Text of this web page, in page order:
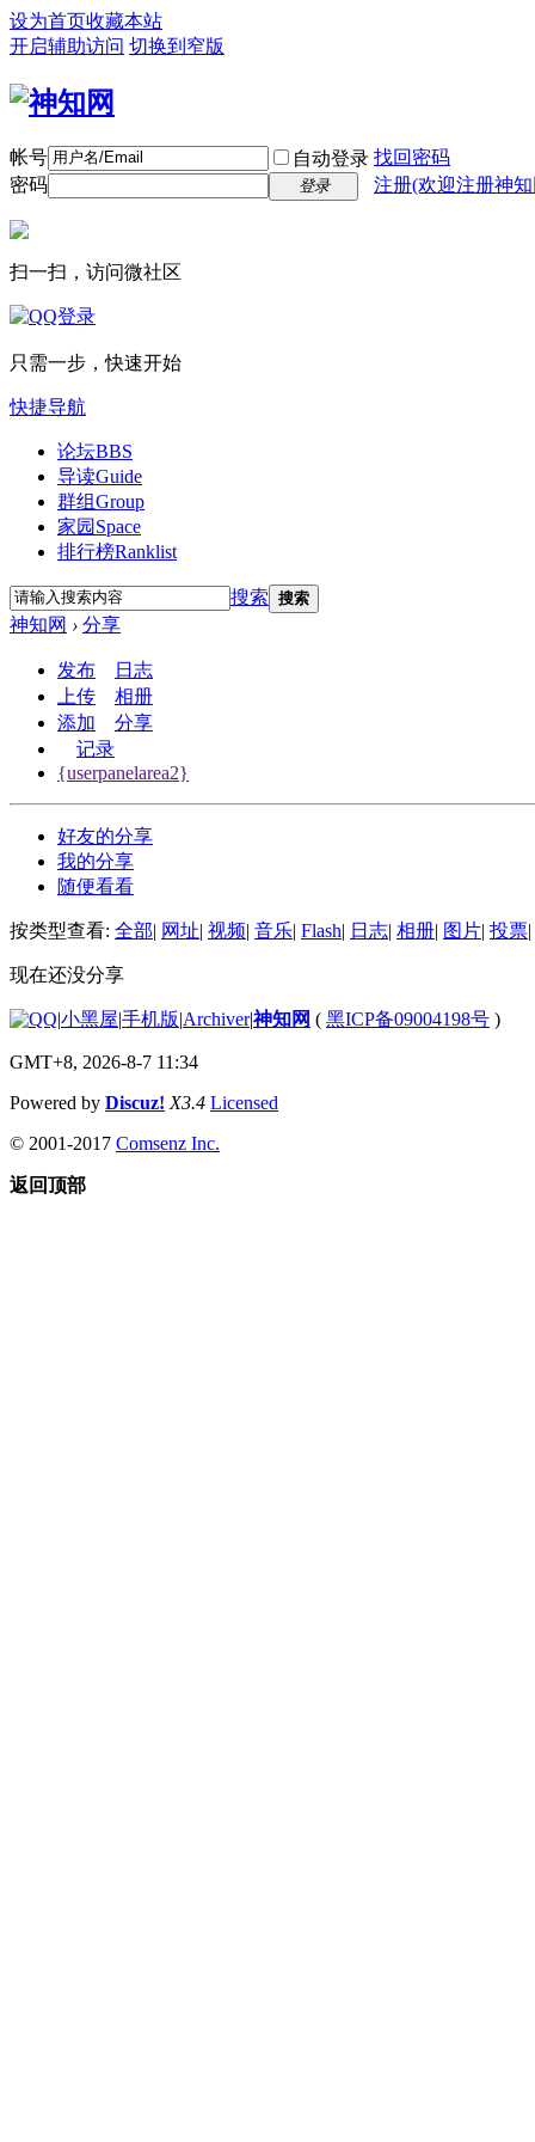
设为首页收藏本站
开启辅助访问 切换到窄版
帐号 自动登录 找回密码
密码
登录 注册(欢迎注册神
扫一扫，访问微社区
只需一步，快速开始
快捷导航
论坛BBS
导读Guide
群组Group
家园 Space
排行榜Ranklist
搜索 搜索
神知网 › 分享
发布
日志
上传
相册
添加
分享
记录
{userpanelarea2}
好友的分享
我的分享
随便看看
按类型查看: 全部| 网址| 视频| 音乐| Flash| 日志| 相册| 图片| 投票|
现在还没分享
|小黑屋|手机版|Archiver|神知网 ( 黑ICP备09004198号 )
GMT+8, 2026-8-7 11:34
Powered by Discuz! X3.4 Licensed
© 2001-2017 Comsenz Inc.
返回顶部